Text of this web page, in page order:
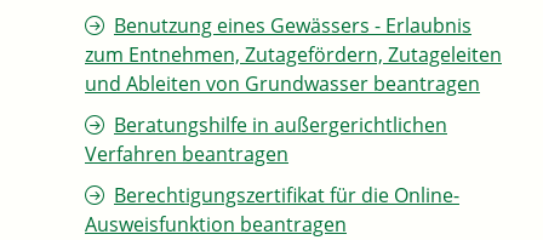
Benutzung eines Gewässers - Erlaubnis
zum Entnehmen, Zutagefördern, Zutageleiten
und Ableiten von Grundwasser beantragen
Beratungshilfe in außergerichtlichen
Verfahren beantragen
Berechtigungszertifikat für die Online-
Ausweisfunktion beantragen